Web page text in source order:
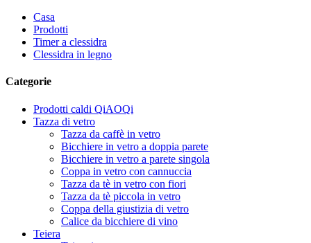
Casa
Prodotti
Timer a clessidra
Clessidra in legno
Categorie
Prodotti caldi QiAOQi
Tazza di vetro
Tazza da caffè in vetro
Bicchiere in vetro a doppia parete
Bicchiere in vetro a parete singola
Coppa in vetro con cannuccia
Tazza da tè in vetro con fiori
Tazza da tè piccola in vetro
Coppa della giustizia di vetro
Calice da bicchiere di vino
Teiera